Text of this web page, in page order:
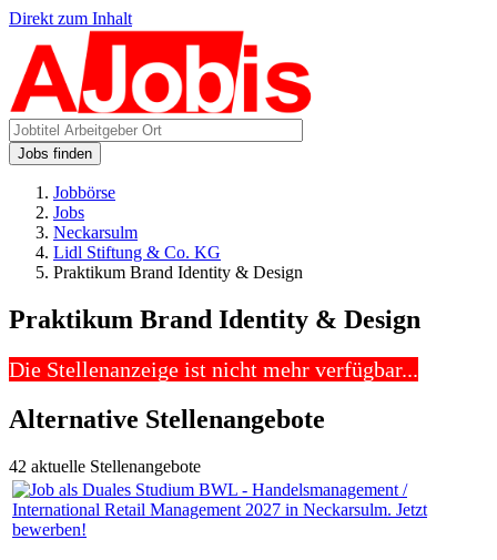
Direkt zum Inhalt
Jobs finden
Jobbörse
Jobs
Neckarsulm
Lidl Stiftung & Co. KG
Praktikum Brand Identity & Design
Praktikum Brand Identity & Design
Die Stellenanzeige ist nicht mehr verfügbar...
Alternative Stellenangebote
42 aktuelle Stellenangebote